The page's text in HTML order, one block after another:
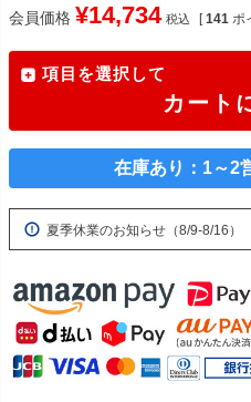
会員価格 ¥14,734 税込 [ 141 ポ
項目を選択して
カート
在庫あり：1～2
夏季休業のお知らせ（8/9-8/16）